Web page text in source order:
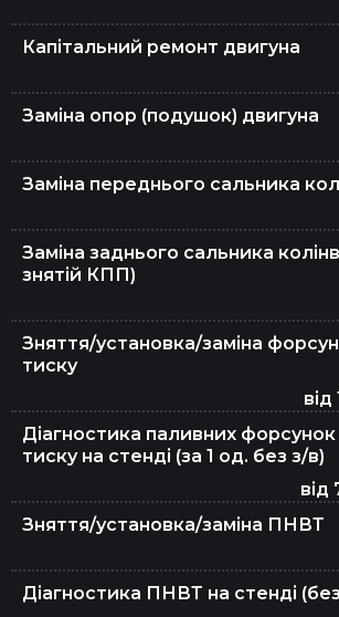
Ремонт АКПП
Регулювання розвал-
Діагностика та ремонт
Ремонт
Ремонт ходової
Ремонт турбін
Капітальний ремонт двигуна
Заміна опор (подушок) двигуна
Заміна переднього сальника
Заміна заднього сальника
знятій КПП)
Зняття/установка/заміна
тиску
Діагностика паливних
тиску на стенді (за 1 од. без з/в)
від
Зняття/установка/заміна ПНВТ
Діагностика ПНВТ на стенді